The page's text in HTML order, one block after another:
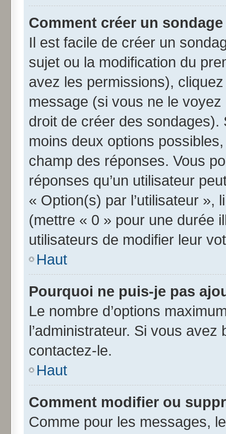
Comment créer un
Il est facile de créer un
sujet ou la modification du
avez les permissions),
message (si vous ne le
droit de créer des
moins deux options
champ des réponses. Vous
réponses qu’un utilisateur
« Option(s) par l’utilisateur »,
(mettre « 0 » pour une durée
utilisateurs de modifier leur
Haut
Pourquoi ne puis-je pas
Le nombre d’options
l’administrateur. Si vous avez
contactez-le.
Haut
Comment modifier ou
Comme pour les messages,